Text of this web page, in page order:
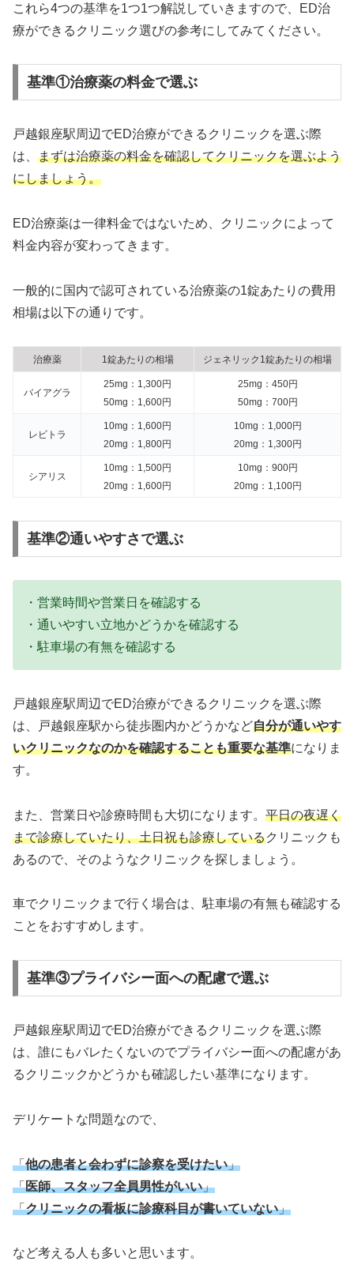
これら4つの基準を1つ1つ解説していきますので、ED治
療ができるクリニック選びの参考にしてみてください。
基準①治療薬の料金で選ぶ
戸越銀座駅周辺でED治療ができるクリニックを選ぶ際
は、 まずは治療薬の料金を確認してクリニックを選ぶよう
にしましょう。
ED治療薬は一律料金ではないため、クリニックによって
料金内容が変わってきます。
一般的に国内で認可されている治療薬の1錠あたりの費用
相場は以下の通りです。
治療薬 1錠あたりの相場 ジェネリック1錠あたりの相場
バイアグラ
25mg：1,300円
50mg：1,600円
25mg：450円
50mg：700円
レビトラ
10mg：1,600円
20mg：1,800円
10mg：1,000円
20mg：1,300円
シアリス
10mg：1,500円
20mg：1,600円
10mg：900円
20mg：1,100円
基準②通いやすさで選ぶ
・営業時間や営業日を確認する
・通いやすい立地かどうかを確認する
・駐車場の有無を確認する
戸越銀座駅周辺でED治療ができるクリニックを選ぶ際
は、戸越銀座駅から徒歩圏内かどうかなど自分が通いやす
いクリニックなのかを確認することも重要な基準になりま
す。
また、営業日や診療時間も大切になります。 平日の夜遅く
まで診療していたり、土日祝も診療しているクリニックも
あるので、そのようなクリニックを探しましょう。
車でクリニックまで行く場合は、駐車場の有無も確認する
ことをおすすめします。
基準③プライバシー面への配慮で選ぶ
戸越銀座駅周辺でED治療ができるクリニックを選ぶ際
は、誰にもバレたくないのでプライバシー面への配慮があ
るクリニックかどうかも確認したい基準になります。
デリケートな問題なので、
「他の患者と会わずに診察を受けたい」
「医師、スタッフ全員男性がいい」
「クリニックの看板に診療科目が書いていない」
など考える人も多いと思います。